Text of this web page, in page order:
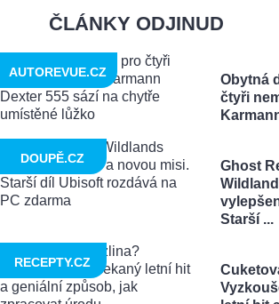
ČLÁNKY ODJINUD
Obytná
čtyři
AUTOREVUE.CZ
Ghost
Starší ...
DOUPĚ.CZ
RECEPTY.CZ